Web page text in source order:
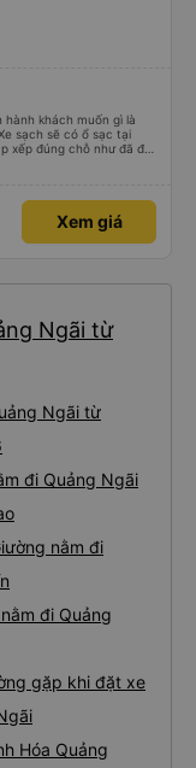
khách muốn gì là
sạch sẽ có ổ sạc tại
xếp đúng chỗ như đã đặt
Xem giá
Ngãi từ
Ngãi từ
đi Quảng Ngãi
nằm đi
đi Quảng
gặp khi đặt xe
Hóa Quảng